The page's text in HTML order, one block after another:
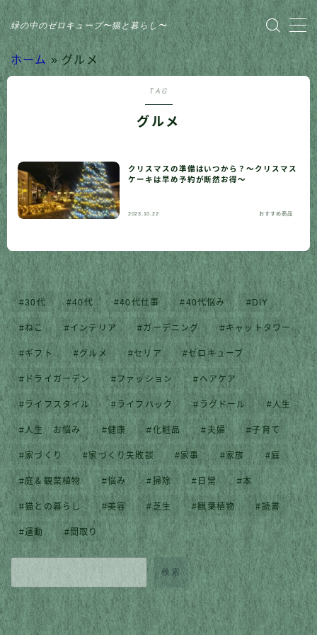
緑の中のゼロキューブ〜猫と暮らし〜
MENU
家のこと
日記
猫との暮らし
ホーム »グルメ
TAG
グルメ
クリスマスの準備はいつから？〜クリスマス
ケーキは早め予約が断然お得〜
2023.10.22 おすすめ商品
30代 40代 40代仕事 40代悩み DIY
ねこ インテリア ガーデニング キャットタワー
ギフト グルメ セリア ゼロキューブ
ドライガーデン ファッション ヘアケア
ライフスタイル ライフハック ラグドール 人生
人生 お悩み 健康 化粧品 夫婦 子育て
家づくり 家づくり失敗談 家事 家族 庭
庭＆観葉植物 悩み 掃除 日常 本
猫との暮らし 美容 芝生 観葉植物 読書
運動 間取り
検索